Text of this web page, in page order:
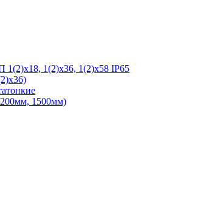
1(2)х36, 1(2)х58 IP65
1500мм)